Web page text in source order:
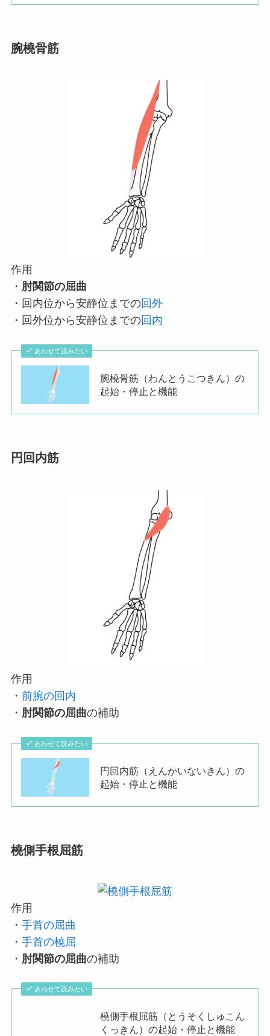
腕橈骨筋
作用
・ 肘関節の屈曲
・回内位から安静位までの回外
・回外位から安静位までの回内
あわせて読みたい
腕橈骨筋（わんとうこつきん）の
起始・停止と機能
円回内筋
作用
・ 前腕の回内
・ 肘関節の屈曲の補助
あわせて読みたい
円回内筋（えんかいないきん）の
起始・停止と機能
橈側手根屈筋
作用
・ 手首の屈曲
・ 手首の橈屈
・ 肘関節の屈曲の補助
あわせて読みたい
橈側手根屈筋（とうそくしゅこん
くっきん）の起始・停止と機能